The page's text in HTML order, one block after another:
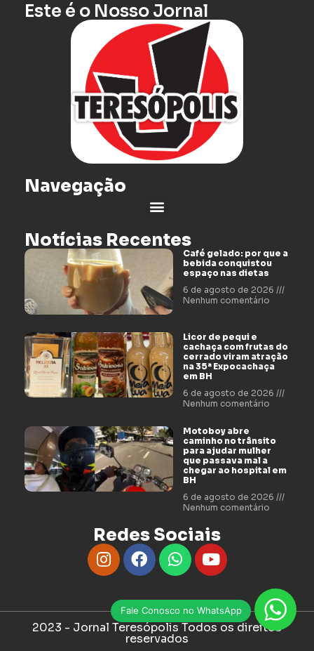
Fale Conosco no WhatsApp
Este é o Nosso Jornal
Navegação
Notícias Recentes
Café gelado: por que a
bebida conquistou
espaço nas dietas
6 de agosto de 2026
Nenhum comentário
Licor de pequi e
cachaça com frutas do
cerrado viram atração
na 35ª Expocachaça
em BH
6 de agosto de 2026
Nenhum comentário
Motoboy abre
caminho no trânsito
para ajudar mulher
que passava mal a
chegar ao hospital em
BH
6 de agosto de 2026
Nenhum comentário
Redes Sociais
2023 - Jornal Teresópolis Todos os direitos
reservados